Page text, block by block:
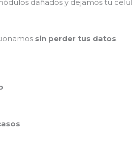
dañados y dejamos tu
sin perder tus datos.